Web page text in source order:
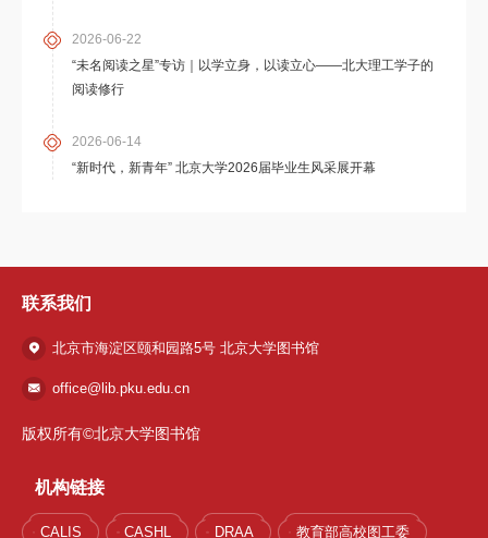
2026-06-22
“未名阅读之星”专访｜以学立身，以读立心——北大理工学子的
阅读修行
2026-06-14
“新时代，新青年” 北京大学2026届毕业生风采展开幕
联系我们
北京市海淀区颐和园路5号 北京大学图书馆
office@lib.pku.edu.cn
版权所有©北京大学图书馆
机构链接
CALIS CASHL DRAA 教育部高校图工委